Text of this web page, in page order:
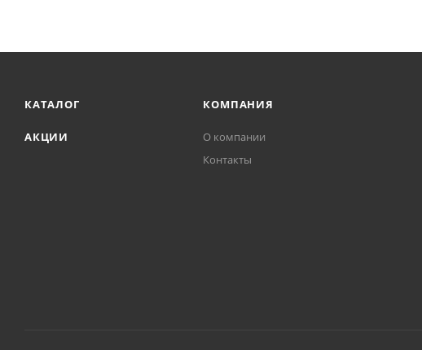
КАТАЛОГ
АКЦИИ
КОМПАНИЯ
О компании
Контакты